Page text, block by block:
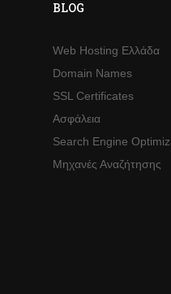
BLOG
Web Hosting Ελλάδα
Domain Names
SSL Certificates
Ασφάλεια
Search Engine
Μηχανές Αναζήτησης